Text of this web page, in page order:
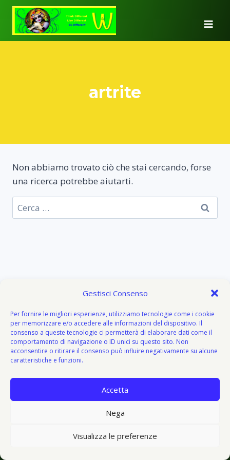
Gestisci Consenso
Per fornire le migliori esperienze, utilizziamo tecnologie come i cookie
per memorizzare e/o accedere alle informazioni del dispositivo. Il
consenso a queste tecnologie ci permetterà di elaborare dati come il
comportamento di navigazione o ID unici su questo sito. Non
acconsentire o ritirare il consenso può influire negativamente su alcune
caratteristiche e funzioni.
Accetta
Nega
Visualizza le preferenze
Salta
contenuto
artrite
Non abbiamo trovato ciò che stai cercando, forse
una ricerca potrebbe aiutarti.
Ricerca
per:
Bacheca del donatore
Kadence WP